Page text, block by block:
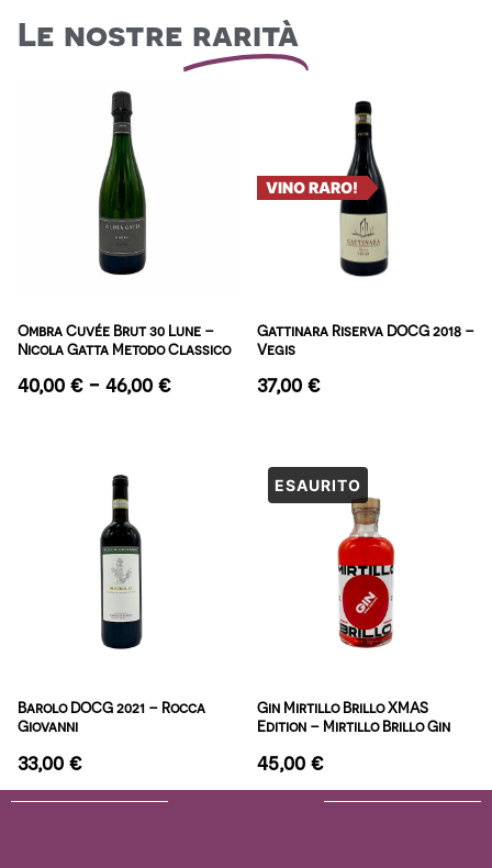
Le nostre rarità
Ombra Cuvée Brut 30 Lune –
Nicola Gatta Metodo Classico
40,00 € - 46,00 €
VINO RARO!
Gattinara Riserva DOCG 2018 –
Vegis
37,00 €
Barolo DOCG 2021 – Rocca
Giovanni
33,00 €
Gin Mirtillo Brillo XMAS
Edition – Mirtillo Brillo Gin
45,00 €